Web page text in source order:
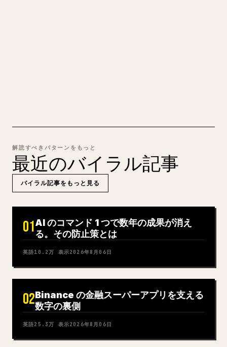
解読すべきパターンをもっと
最近のバイラル記事
バイラル記事をもっと見る
01AI のコマンド 1 つで数年の成果が消え
る。その防止策とは
英語10.2万 表示2026年8月06日
02Binance の金融スーパーアプリを支える
数字の裏側
英語25.3万 表示2026年8月06日